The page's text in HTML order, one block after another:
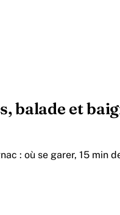
balade et
: où se garer, 15 min